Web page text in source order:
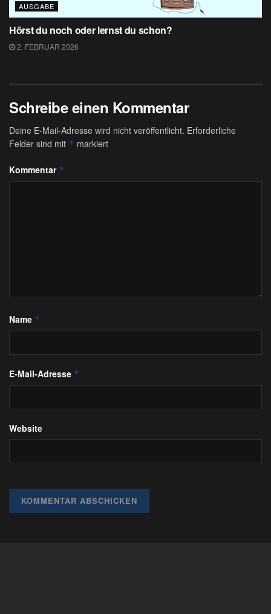
AUSGABE
Hörst du noch oder lernst du schon?
2. FEBRUAR 2026
Schreibe einen Kommentar
Deine E-Mail-Adresse wird nicht veröffentlicht. Erforderliche
Felder sind mit * markiert
Kommentar *
Name *
E-Mail-Adresse *
Website